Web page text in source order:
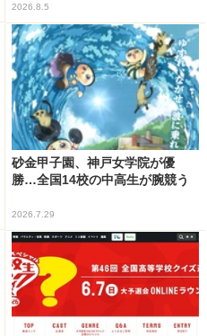
2026.8.5
砂金甲子園、神戸女学院が優
勝…全国14校の中高生が腕競う
2026.7.29